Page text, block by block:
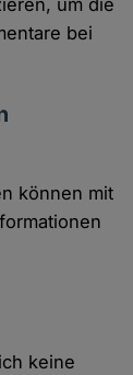
um die
bei
können mit
keine